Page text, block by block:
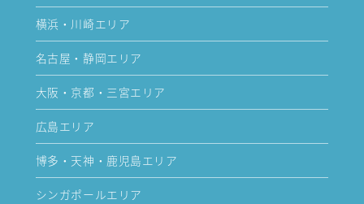
横浜・川崎エリア
名古屋・静岡エリア
大阪・京都・三宮エリア
広島エリア
博多・天神・鹿児島エリア
シンガポールエリア